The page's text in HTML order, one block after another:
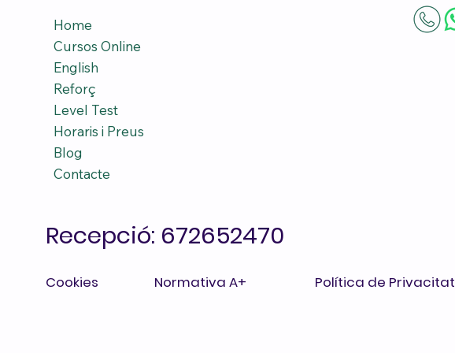
Home
Cursos Online
English
Reforç
Level Test
Horaris i Preus
Blog
Contacte
Recepció: 672652470
Cookies Normativa A+ Política de Privacitat